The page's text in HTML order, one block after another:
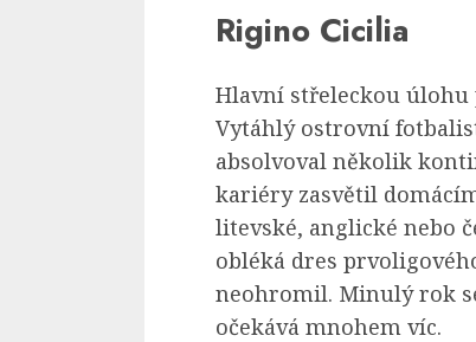
Rigino Cicilia
Hlavní střeleckou úlohu
Vytáhlý ostrovní
absolvoval několik
kariéry zasvětil
litevské, anglické nebo
obléká dres
neohromil. Minulý rok
očekává mnohem víc.